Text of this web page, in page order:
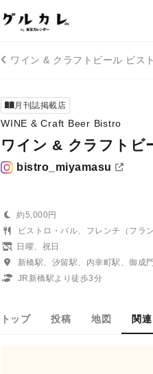
ワイン & クラフトビール ビス
月刊誌掲載店
WINE & Craft Beer Bistro
ワイン & クラフトビ
bistro_miyamasu
約5,000円
ビストロ・バル、フレンチ（フラ
日曜、祝日
新橋駅、汐留駅、内幸町駅、御成
JR新橋駅より徒歩3分
トップ 投稿 地図 関